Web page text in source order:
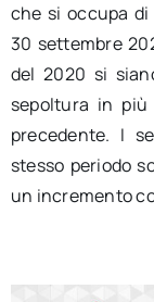
che si occupa
30 settembre
del 2020 si
sepoltura in più
precedente. I
stesso periodo
un incremento